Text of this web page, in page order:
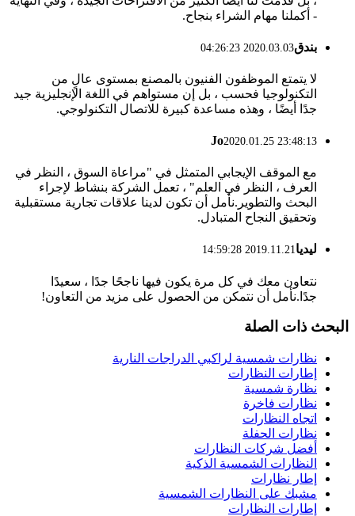
- أكملنا مهام الشراء بنجاح.
بندق2020.03.03 04:26:23
لا يتمتع الموظفون الفنيون بالمصنع بمستوى عالٍ من
التكنولوجيا فحسب ، بل إن مستواهم في اللغة الإنجليزية جيد
جدًا أيضًا ، وهذه مساعدة كبيرة للاتصال التكنولوجي.
Jo2020.01.25 23:48:13
مع الموقف الإيجابي المتمثل في "مراعاة السوق ، النظر في
العرف ، النظر في العلم" ، تعمل الشركة بنشاط لإجراء
البحث والتطوير.نأمل أن تكون لدينا علاقات تجارية مستقبلية
وتحقيق النجاح المتبادل.
ليديا2019.11.21 14:59:28
نتعاون معك في كل مرة يكون فيها ناجحًا جدًا ، سعيدًا
جدًا.نأمل أن نتمكن من الحصول على مزيد من التعاون!
البحث ذات الصلة
نظارات شمسية لراكبي الدراجات النارية
إطارات النظارات
نظارة شمسية
نظارات فاخرة
اتجاه النظارات
نظارات الحفلة
أفضل شركات النظارات
النظارات الشمسية الذكية
إطار نظارات
مشبك على النظارات الشمسية
إطارات النظارات